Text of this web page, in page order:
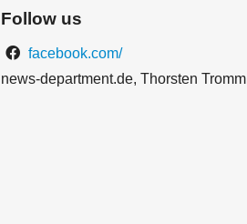
Follow us
facebook.com/
news-department.de, Thorsten Tromm